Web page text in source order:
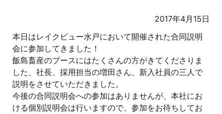
2017年4月15日
本日はレイクビュー水戸において開催された合同説明
会に参加してきました！
飯島畜産のブースにはたくさんの方がきてくださりま
した、社長、採用担当の増田さん、新入社員の三人で
説明をさせていただきました。
今後の合同説明会への参加はありませんが、本社にお
ける個別説明会は行いますので、参加をお待ちしてお